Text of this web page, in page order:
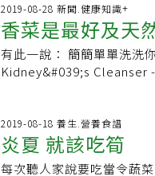
己信仰的神吧。原文：西芹
膽鹼酯酶抑制劑，作用在
作用於大腦皮脂，有助記
有效果，要使用足夠用量
的原因。蘿蔔排骨酥湯食
白蘿蔔去皮切塊，水蓋過
小匙沙拉油爆香蔥，放進
後放入排骨酥，煮約1分鐘
6.盛出，以香菜點綴。蘿
貨店）、蔥2根、薑2片、
分鐘（用電鍋蒸也行）。
多，會造成鈉及糖分的攝
豌豆芽100克、蝦子8隻、
食材：蘋果一個200克、胡
匙、白醋1大匙、橄欖油2
汁食材全部混合，放入果
蔬果醬汁，並加上枸杞點
味道。且剩餘的份量，可
丟棄；如果是非常新鮮的
成分對比：每百克芹菜根
量為4.5g、膳食纖維為
子，其水分含量為89.4g、
2.2g、維生素C含量為
者單獨把芹菜葉保留下來
還可以達到增香去腥的好
鹽，每百克芹菜根莖中的
2019-08-28 新聞.健康知識+
香菜是最好及天
有此一說： 簡簡單單洗洗你的腎臟 只用蔬菜，可以在家裡嘗試。 Simple
Kidney&#039;s Cleanser - Health Care It is
removing salt, poison
salt accumulates and this
來，我們的腎臟過濾血液
2019-08-18 養生.營養食譜
炎夏 就該吃筍
每次聽人家說要吃當令蔬